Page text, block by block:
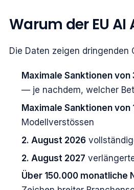
Warum der EU
Die Daten zeigen dringenden
Maximale Sanktionen von
— je nachdem, welcher
Maximale Sanktionen von
Modellverstössen
2. August 2026
2. August 2027
Über 150.000 monatliche